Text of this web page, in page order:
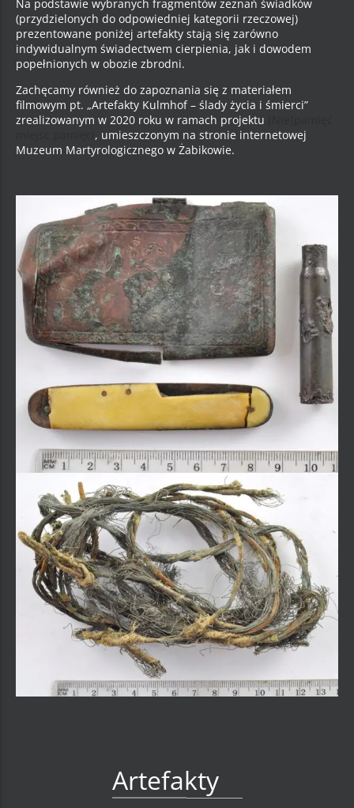
Na podstawie wybranych fragmentów zeznań świadków
(przydzielonych do odpowiedniej kategorii rzeczowej)
prezentowane poniżej artefakty stają się zarówno
indywidualnym świadectwem cierpienia, jak i dowodem
popełnionych w obozie zbrodni.
Zachęcamy również do zapoznania się z materiałem
filmowym pt. „Artefakty Kulmhof – ślady życia i śmierci”
zrealizowanym w 2020 roku w ramach projektu
, umieszczonym na stronie internetowej
Muzeum Martyrologicznego w Żabikowie.
Artefakty